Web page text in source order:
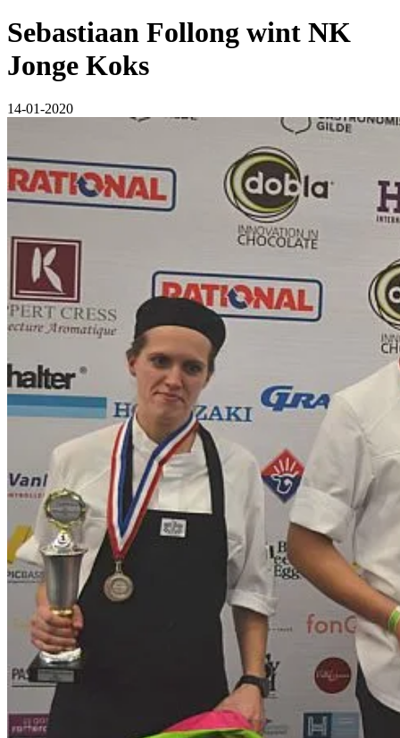
Sebastiaan Follong wint NK
Jonge Koks
14-01-2020